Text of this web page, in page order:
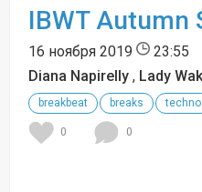
IBWT Autumn
16 ноября 2019
23:55
Diana Napirelly , Lady
breakbeat
breaks techno
0 0